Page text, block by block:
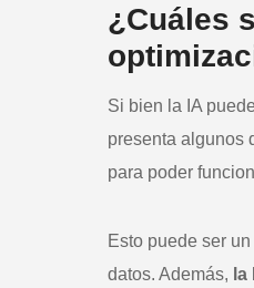
¿Cuáles
Si bien la IA
presenta algunos
para poder
Esto puede ser
datos. Además,